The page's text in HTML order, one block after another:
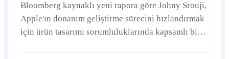
Bloomberg kaynaklı yeni rapora göre Johny Srouji,
Apple'ın donanım geliştirme sürecini hızlandırmak
için ürün tasarımı sorumluluklarında kapsamlı bir